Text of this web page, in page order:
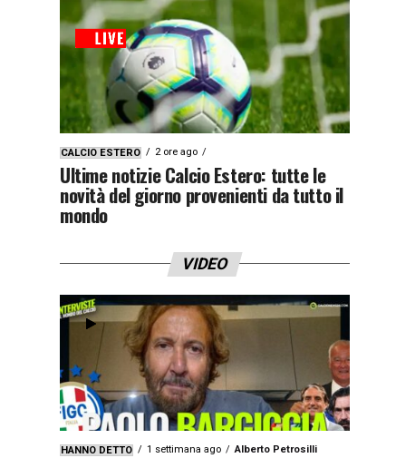
CALCIO ESTERO 2 ore ago
Ultime notizie Calcio Estero: tutte le
novità del giorno provenienti da tutto il
mondo
VIDEO
HANNO DETTO 1 settimana ago Alberto Petrosilli